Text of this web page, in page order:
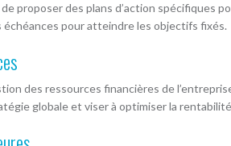
proposer des plans d’action
pour atteindre les objectifs fixés.
des ressources financières de
globale et viser à optimiser la